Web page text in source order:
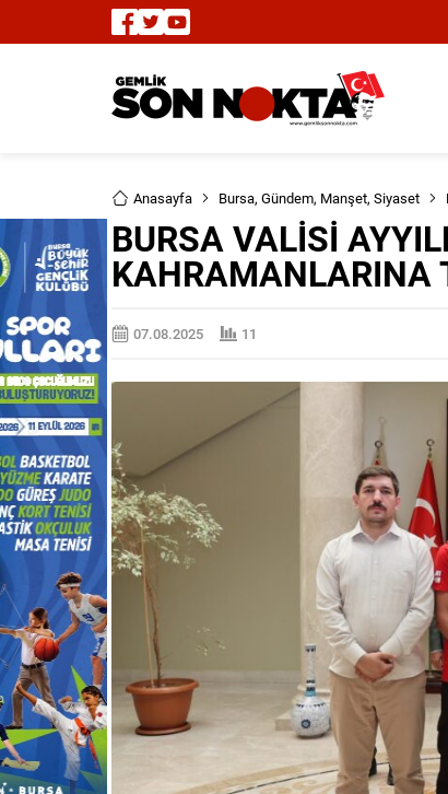
Anasayfa Bursa, Gündem, Manşet, Siyaset
BURSA VALİSİ
KAHRAMANLARINA
07.08.2025 11